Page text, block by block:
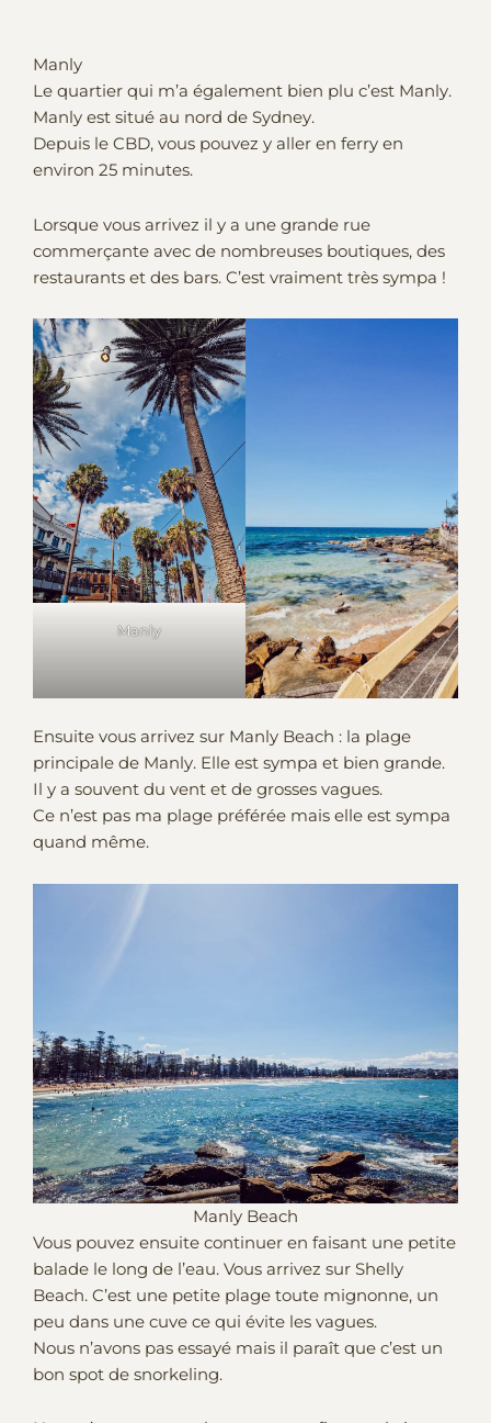
Manly
Le quartier qui m’a également bien plu c’est Manly.
Manly est situé au nord de Sydney.
Depuis le CBD, vous pouvez y aller en ferry en
environ 25 minutes.
Lorsque vous arrivez il y a une grande rue
commerçante avec de nombreuses boutiques, des
restaurants et des bars. C’est vraiment très sympa !
Manly
Ensuite vous arrivez sur Manly Beach : la plage
principale de Manly. Elle est sympa et bien grande.
Il y a souvent du vent et de grosses vagues.
Ce n’est pas ma plage préférée mais elle est sympa
quand même.
Manly Beach
Vous pouvez ensuite continuer en faisant une petite
balade le long de l’eau. Vous arrivez sur Shelly
Beach. C’est une petite plage toute mignonne, un
peu dans une cuve ce qui évite les vagues.
Nous n’avons pas essayé mais il paraît que c’est un
bon spot de snorkeling.